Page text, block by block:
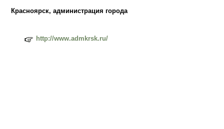
Красноярск, администрация города
http://www.admkrsk.ru/